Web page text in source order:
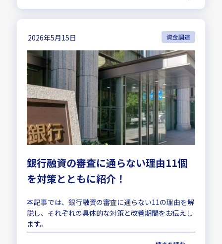
2026年5月15日 資金調達
銀行融資の審査に通らない理由11個
を対策とともに紹介！
本記事では、銀行融資の審査に通らない11の理由を解
説し、それぞれの具体的な対策と改善期間をお伝えし
ます。